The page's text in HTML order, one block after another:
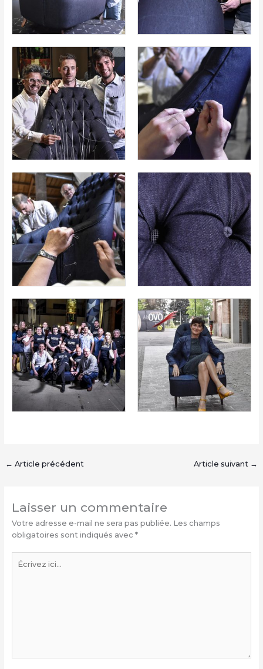
← Article précédent Article suivant →
Laisser un commentaire
Votre adresse e-mail ne sera pas publiée. Les champs
obligatoires sont indiqués avec *
ici…